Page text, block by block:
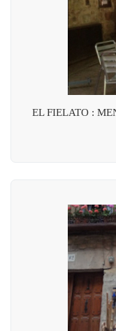
EL FIELATO :